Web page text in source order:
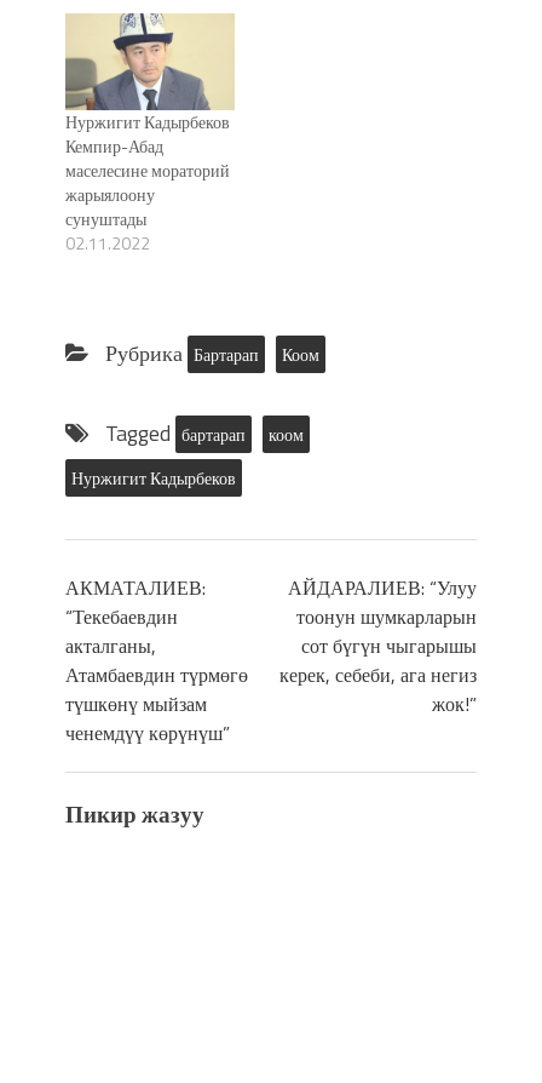
Нуржигит Кадырбеков
Кемпир-Абад
маселесине мораторий
жарыялоону
сунуштады
02.11.2022
Рубрика Бартарап Коом
Tagged бартарап
коом
Нуржигит Кадырбеков
АКМАТАЛИЕВ:
“Текебаевдин
акталганы,
Атамбаевдин түрмөгө
түшкөнү мыйзам
ченемдүү көрүнүш”
АЙДАРАЛИЕВ: “Улуу
тоонун шумкарларын
сот бүгүн чыгарышы
керек, себеби, ага негиз
жок!”
Пикир жазуу